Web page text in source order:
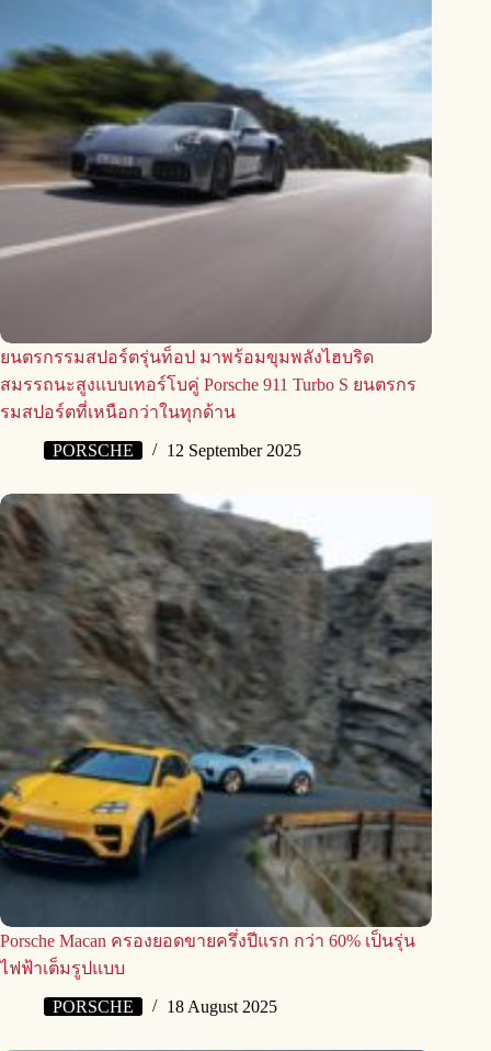
ยนตรกรรมสปอร์ตรุ่นท็อป มาพร้อมขุมพลังไฮบริด
สมรรถนะสูงแบบเทอร์โบคู่ Porsche 911 Turbo S ยนตรกร
รมสปอร์ตที่เหนือกว่าในทุกด้าน
PORSCHE 12 September 2025
Porsche Macan ครองยอดขายครึ่งปีแรก กว่า 60% เป็นรุ่น
ไฟฟ้าเต็มรูปแบบ
PORSCHE 18 August 2025